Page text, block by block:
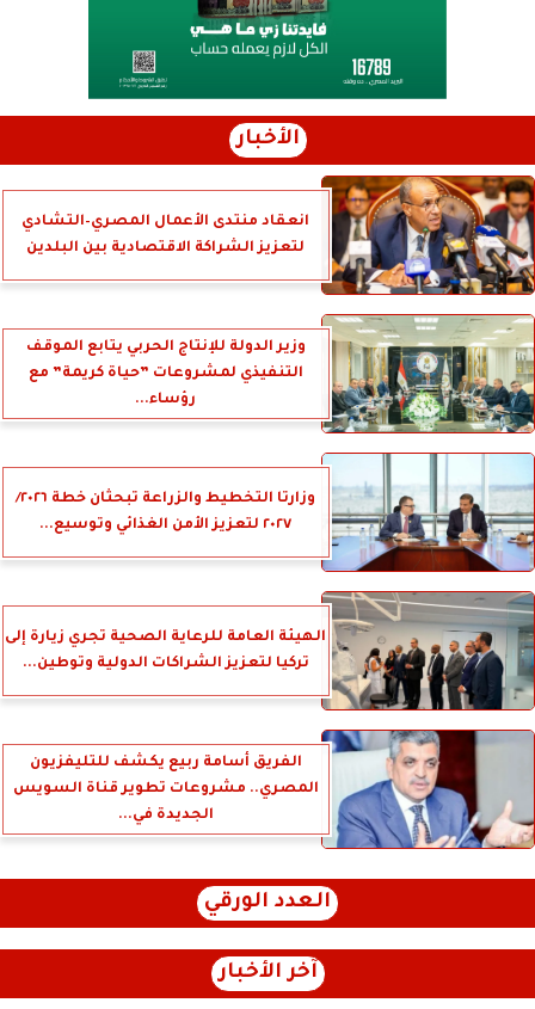
الأخبار
انعقاد منتدى الأعمال المصري–التشادي
لتعزيز الشراكة الاقتصادية بين البلدين
وزير الدولة للإنتاج الحربي يتابع الموقف
التنفيذي لمشروعات ”حياة كريمة” مع
رؤساء...
وزارتا التخطيط والزراعة تبحثان خطة ٢٠٢٦/
٢٠٢٧ لتعزيز الأمن الغذائي وتوسيع...
الهيئة العامة للرعاية الصحية تجري زيارة إلى
تركيا لتعزيز الشراكات الدولية وتوطين...
الفريق أسامة ربيع يكشف للتليفزيون
المصري.. مشروعات تطوير قناة السويس
الجديدة في...
العدد الورقي
آخر الأخبار